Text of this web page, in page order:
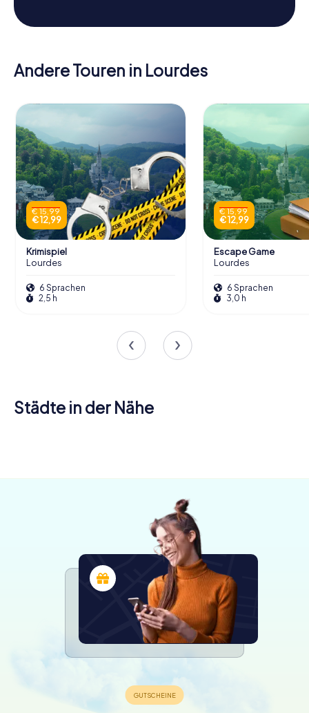
Andere Touren in Lourdes
€ 15,99
€ 12,99
Krimispiel
Lourdes
6 Sprachen
2,5 h
€ 15,99
€ 12,99
Escape Game
Lourdes
6 Sprachen
3,0 h
Städte in der Nähe